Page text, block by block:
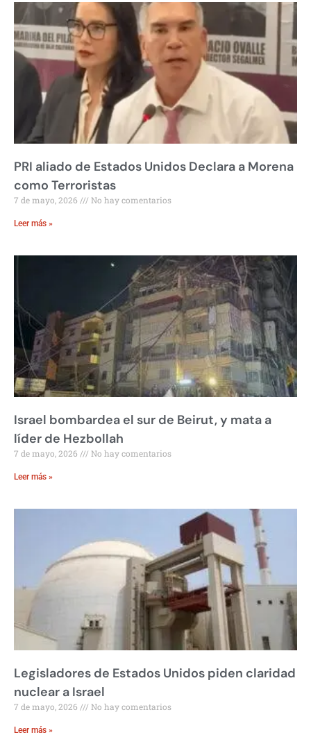
PRI aliado de Estados Unidos Declara a Morena
como Terroristas
7 de mayo, 2026 No hay comentarios
Leer más »
Israel bombardea el sur de Beirut, y mata a
líder de Hezbollah
7 de mayo, 2026 No hay comentarios
Leer más »
Legisladores de Estados Unidos piden claridad
nuclear a Israel
7 de mayo, 2026 No hay comentarios
Leer más »